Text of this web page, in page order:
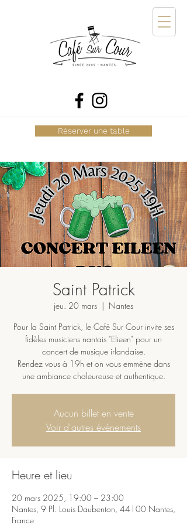
Réserver une table
Saint Patrick
jeu. 20 mars
  |
Nantes
Pour la Saint Patrick, le Café Sur Cour invite ses
fidèles musiciens nantais "Elieen" pour un
concert de musique irlandaise.
Rendez vous à 19h et on vous emmène dans
une ambiance chaleureuse et authentique.
Aucun billet en vente
Voir d'autres événements
Heure et lieu
20 mars 2025, 19:00 – 23:00
Nantes, 9 Pl. Louis Daubenton, 44100 Nantes,
France